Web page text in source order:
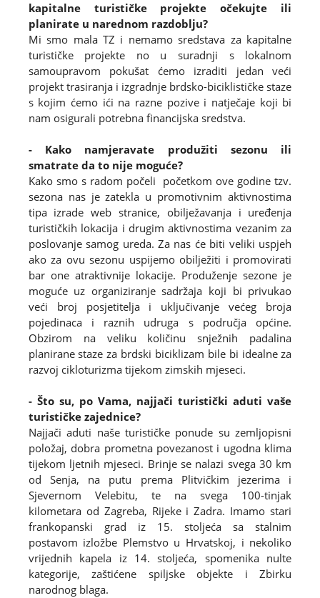
kapitalne turističke projekte očekujte ili
planirate u narednom razdoblju?
Mi smo mala TZ i nemamo sredstava za kapitalne
turističke projekte no u suradnji s lokalnom
samoupravom pokušat ćemo izraditi jedan veći
projekt trasiranja i izgradnje brdsko-biciklističke staze
s kojim ćemo ići na razne pozive i natječaje koji bi
nam osigurali potrebna financijska sredstva.
- Kako namjeravate produžiti sezonu ili
smatrate da to nije moguće?
Kako smo s radom počeli početkom ove godine tzv.
sezona nas je zatekla u promotivnim aktivnostima
tipa izrade web stranice, obilježavanja i uređenja
turističkih lokacija i drugim aktivnostima vezanim za
poslovanje samog ureda. Za nas će biti veliki uspjeh
ako za ovu sezonu uspijemo obilježiti i promovirati
bar one atraktivnije lokacije. Produženje sezone je
moguće uz organiziranje sadržaja koji bi privukao
veći broj posjetitelja i uključivanje većeg broja
pojedinaca i raznih udruga s područja općine.
Obzirom na veliku količinu snježnih padalina
planirane staze za brdski biciklizam bile bi idealne za
razvoj cikloturizma tijekom zimskih mjeseci.
- Što su, po Vama, najjači turistički aduti vaše
turističke zajednice?
Najjači aduti naše turističke ponude su zemljopisni
položaj, dobra prometna povezanost i ugodna klima
tijekom ljetnih mjeseci. Brinje se nalazi svega 30 km
od Senja, na putu prema Plitvičkim jezerima i
Sjevernom Velebitu, te na svega 100-tinjak
kilometara od Zagreba, Rijeke i Zadra. Imamo stari
frankopanski grad iz 15. stoljeća sa stalnim
postavom izložbe Plemstvo u Hrvatskoj, i nekoliko
vrijednih kapela iz 14. stoljeća, spomenika nulte
kategorije, zaštićene spiljske objekte i Zbirku
narodnog blaga.